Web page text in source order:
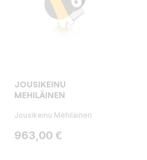
JOUSIKEINU
MEHILÄINEN
Jousikeinu Mehiläinen
Hinta
963,00 €